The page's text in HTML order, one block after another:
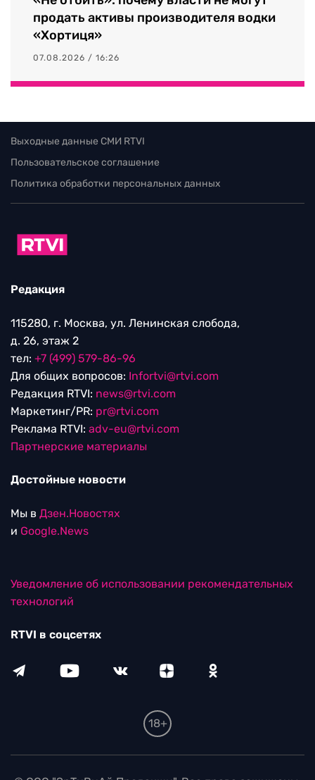
продать активы производителя водки
«Хортиця»
07.08.2026 / 16:26
Выходные данные СМИ RTVI
Пользовательское соглашение
Политика обработки персональных данных
Редакция
115280, г. Москва, ул. Ленинская слобода,
д. 26, этаж 2
тел: +7 (499) 579-86-96
Для общих вопросов: Infortvi@rtvi.com
Редакция RTVI: news@rtvi.com
Маркетинг/PR: pr@rtvi.com
Реклама RTVI: adv-eu@rtvi.com
Партнерские материалы
Достойные новости
Мы в Дзен.Новостях
и Google.News
Уведомление об использовании рекомендательных
технологий
RTVI в соцсетях
18+